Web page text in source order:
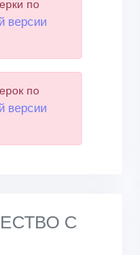
по
версии
по
версии
С